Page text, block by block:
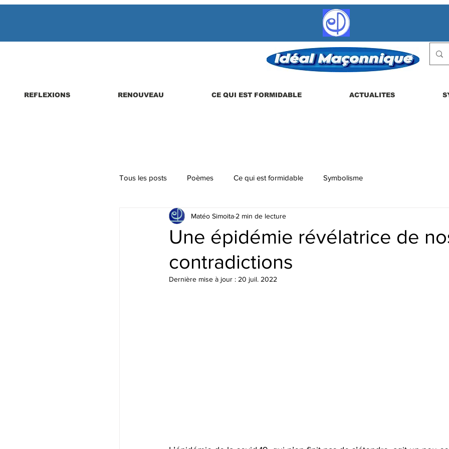
REFLEXIONS RENOUVEAU CE QUI EST FORMIDABLE ACTUALITES
Tous les posts Poèmes Ce qui est formidable Symbolisme
Parutions de livres, revues, etc. La vie en loge
Une épidémie révélatrice de
contradictions
Matéo Simoita 2 min de lecture
Dernière mise à jour : 20 juil. 2022